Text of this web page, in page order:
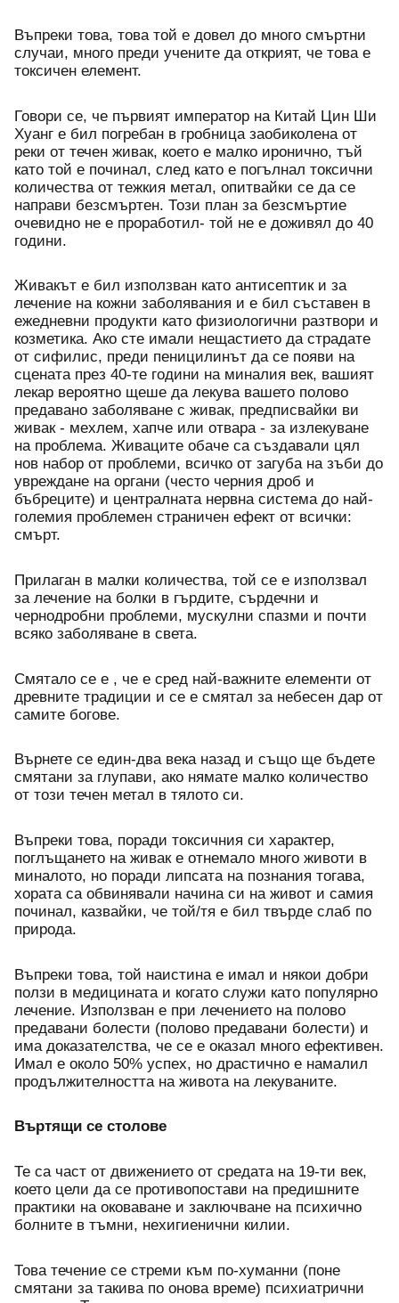
Въпреки това, това той е довел до много смъртни
случаи, много преди учените да открият, че това е
токсичен елемент.
Говори се, че първият император на Китай Цин Ши
Хуанг е бил погребан в гробница заобиколена от
реки от течен живак, което е малко иронично, тъй
като той е починал, след като е погълнал токсични
количества от тежкия метал, опитвайки се да се
направи безсмъртен. Този план за безсмъртие
очевидно не е проработил- той не е доживял до 40
години.
Живакът е бил използван като антисептик и за
лечение на кожни заболявания и е бил съставен в
ежедневни продукти като физиологични разтвори и
козметика. Ако сте имали нещастието да страдате
от сифилис, преди пеницилинът да се появи на
сцената през 40-те години на миналия век, вашият
лекар вероятно щеше да лекува вашето полово
предавано заболяване с живак, предписвайки ви
живак - мехлем, хапче или отвара - за излекуване
на проблема. Живаците обаче са създавали цял
нов набор от проблеми, всичко от загуба на зъби до
увреждане на органи (често черния дроб и
бъбреците) и централната нервна система до най-
големия проблемен страничен ефект от всички:
смърт.
Прилаган в малки количества, той се е използвал
за лечение на болки в гърдите, сърдечни и
чернодробни проблеми, мускулни спазми и почти
всяко заболяване в света.
Смятало се е , че е сред най-важните елементи от
древните традиции и се е смятал за небесен дар от
самите богове.
Върнете се един-два века назад и също ще бъдете
смятани за глупави, ако нямате малко количество
от този течен метал в тялото си.
Въпреки това, поради токсичния си характер,
поглъщането на живак е отнемало много животи в
миналото, но поради липсата на познания тогава,
хората са обвинявали начина си на живот и самия
починал, казвайки, че той/тя е бил твърде слаб по
природа.
Въпреки това, той наистина е имал и някои добри
ползи в медицината и когато служи като популярно
лечение. Използван е при лечението на полово
предавани болести (полово предавани болести) и
има доказателства, че се е оказал много ефективен.
Имал е около 50% успех, но драстично е намалил
продължителността на живота на лекуваните.
Въртящи се столове
Те са част от движението от средата на 19-ти век,
което цели да се противопостави на предишните
практики на оковаване и заключване на психично
болните в тъмни, нехигиенични килии.
Това течение се стреми към по-хуманни (поне
смятани за такива по онова време) психиатрични